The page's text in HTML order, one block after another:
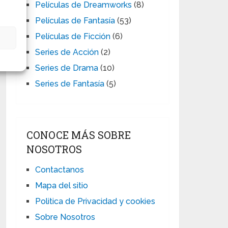
Películas de Dreamworks (8)
Películas de Fantasía (53)
Películas de Ficción (6)
Series de Acción (2)
Series de Drama (10)
Series de Fantasía (5)
CONOCE MÁS SOBRE
NOSOTROS
Contactanos
Mapa del sitio
Politica de Privacidad y cookies
Sobre Nosotros